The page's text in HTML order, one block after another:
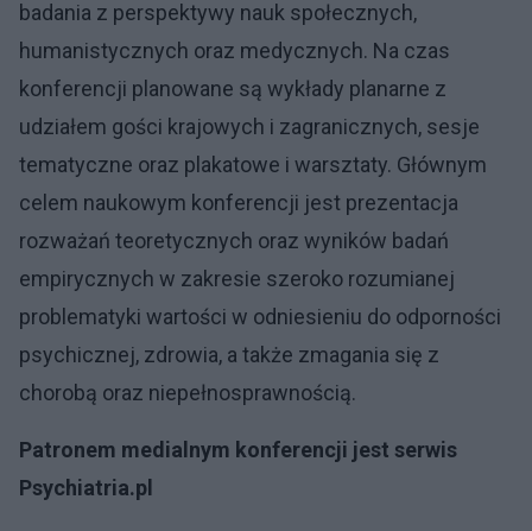
badania z perspektywy nauk społecznych,
humanistycznych oraz medycznych. Na czas
konferencji planowane są wykłady planarne z
udziałem gości krajowych i zagranicznych, sesje
tematyczne oraz plakatowe i warsztaty. Głównym
celem naukowym konferencji jest prezentacja
rozważań teoretycznych oraz wyników badań
empirycznych w zakresie szeroko rozumianej
problematyki wartości w odniesieniu do odporności
psychicznej, zdrowia, a także zmagania się z
chorobą oraz niepełnosprawnością.
Patronem medialnym konferencji jest serwis
Psychiatria.pl